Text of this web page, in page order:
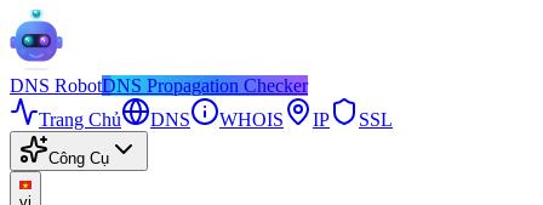
DNS RobotDNS Propagation Checker
Trang Chủ
DNS WHOIS IP SSL
Công Cụ